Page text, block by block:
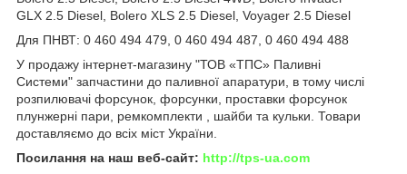
GLX 2.5 Diesel, Bolero XLS 2.5 Diesel, Voyager 2.5 Diesel
Для ПНВТ: 0 460 494 479, 0 460 494 487, 0 460 494 488
У продажу інтернет-магазину "ТОВ «ТПС» Паливні
Системи" запчастини до паливної апаратури, в тому числі
розпилювачі форсунок, форсунки, проставки форсунок
плунжерні пари, ремкомплекти , шайби та кульки. Товари
доставляємо до всіх міст України.
Посилання на наш веб-сайт: http://tps-ua.com